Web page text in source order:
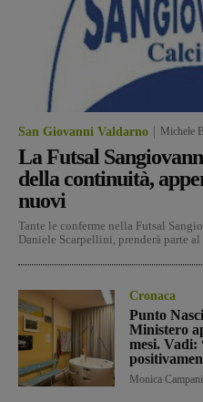
San Giovanni Valdarno Michele
La Futsal
della continuità,
nuovi
Tante le conferme nella Futsal
Daniele Scarpellini, prenderà parte al
Cronaca
Punto
Ministero
mesi. Vadi:
Monica Campani